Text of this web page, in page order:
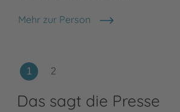
Mehr zur Person
Khoa Le
Das sagt die Presse